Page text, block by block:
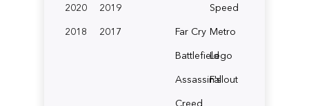
2020
2019
2018
2017
Speed
Far Cry Metro
BattlefieldLego
Assassin's
Creed
Fallout